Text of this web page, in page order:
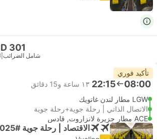
301
شامل الضرائب
تأكيد فوري
08:00
22:15 ١٣ ساعة و‫15 دقائق
LGW مطار لندن غاتويك
الاتصال الذاتي | رحلة جوية+رحلة جوية
ACE مطار جزيرة لانزاروت, قادس
الاقتصاد | رحلة جوية #VY6025